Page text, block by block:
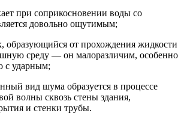
при соприкосновении воды со
довольно ощутимым;
от прохождения жидкости
среду — он малоразличим, особенно
с ударным;
вид шума образуется в процессе
волны сквозь стены здания,
и стенки трубы.